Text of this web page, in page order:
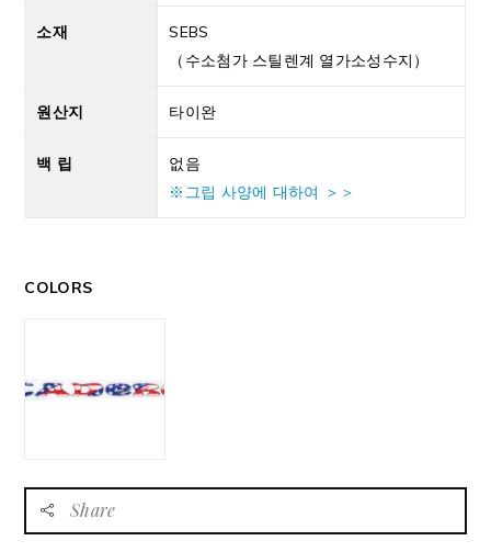
소재
SEBS
（수소첨가 스틸렌계 열가소성수지）
원산지 타이완
백 립
없음
※그립 사양에 대하여 ＞＞
COLORS
Share